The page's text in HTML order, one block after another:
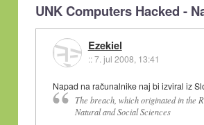
UNK Computers Hacked -
Ezekiel
::7. jul 2008, 13:41
Napad na računalnike naj bi izviral iz
The breach, which originated in the
Natural and Social Sciences